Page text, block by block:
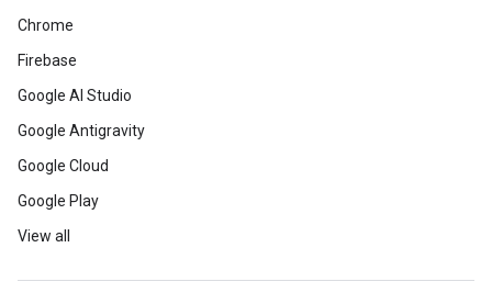
Chrome
Firebase
Google AI Studio
Google Antigravity
Google Cloud
Google Play
View all